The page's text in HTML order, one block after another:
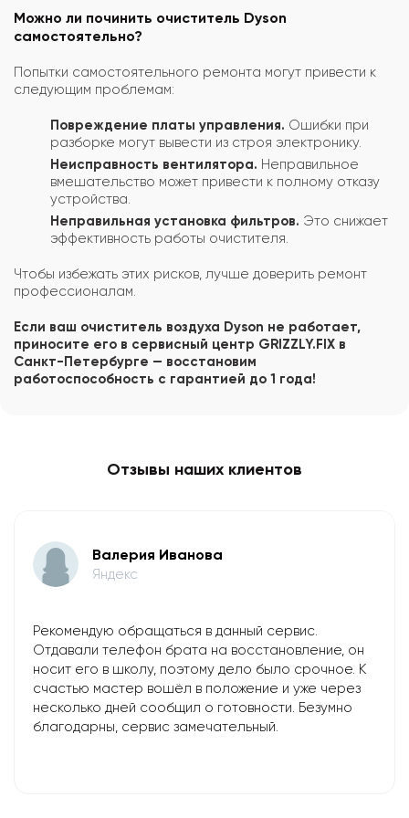
Можно ли починить очиститель Dyson
самостоятельно?
Попытки самостоятельного ремонта могут привести к
следующим проблемам:
Повреждение платы управления. Ошибки при
разборке могут вывести из строя электронику.
Неисправность вентилятора. Неправильное
вмешательство может привести к полному отказу
устройства.
Неправильная установка фильтров. Это снижает
эффективность работы очистителя.
Чтобы избежать этих рисков, лучше доверить ремонт
профессионалам.
Если ваш очиститель воздуха Dyson не работает,
приносите его в сервисный центр GRIZZLY.FIX в
Санкт-Петербурге — восстановим
работоспособность с гарантией до 1 года!
Отзывы наших клиентов
Валерия Иванова
Яндекс
Рекомендую обращаться в данный сервис.
Отдавали телефон брата на восстановление, он
носит его в школу, поэтому дело было срочное. К
счастью мастер вошёл в положение и уже через
несколько дней сообщил о готовности. Безумно
благодарны, сервис замечательный.